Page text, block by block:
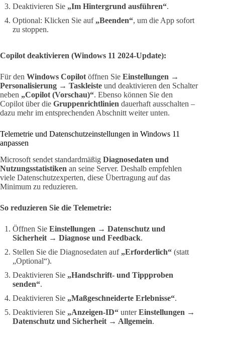
Deaktivieren Sie „Im Hintergrund ausführen“.
Optional: Klicken Sie auf „Beenden“, um die App sofort
zu stoppen.
Copilot deaktivieren (Windows 11 2024-Update):
Für den Windows Copilot öffnen Sie Einstellungen →
Personalisierung → Taskleiste und deaktivieren den Schalter
neben „Copilot (Vorschau)“. Ebenso können Sie den
Copilot über die Gruppenrichtlinien dauerhaft ausschalten –
dazu mehr im entsprechenden Abschnitt weiter unten.
Telemetrie und Datenschutzeinstellungen in Windows 11
anpassen
Microsoft sendet standardmäßig Diagnosedaten und
Nutzungsstatistiken an seine Server. Deshalb empfehlen
viele Datenschutzexperten, diese Übertragung auf das
Minimum zu reduzieren.
So reduzieren Sie die Telemetrie:
Öffnen Sie Einstellungen → Datenschutz und
Sicherheit → Diagnose und Feedback.
Stellen Sie die Diagnosedaten auf „Erforderlich“ (statt
„Optional“).
Deaktivieren Sie „Handschrift- und Tippproben
senden“.
Deaktivieren Sie „Maßgeschneiderte Erlebnisse“.
Deaktivieren Sie „Anzeigen-ID“ unterEinstellungen →
Datenschutz und Sicherheit → Allgemein.